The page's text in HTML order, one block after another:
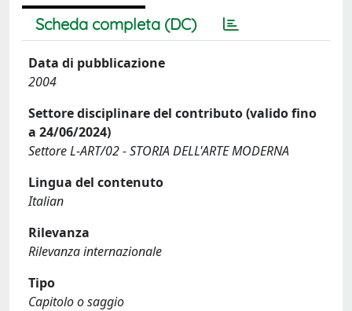
Scheda completa (DC)
Data di pubblicazione
2004
Settore disciplinare del contributo (valido fino
a 24/06/2024)
Settore L-ART/02 - STORIA DELL'ARTE MODERNA
Lingua del contenuto
Italian
Rilevanza
Rilevanza internazionale
Tipo
Capitolo o saggio